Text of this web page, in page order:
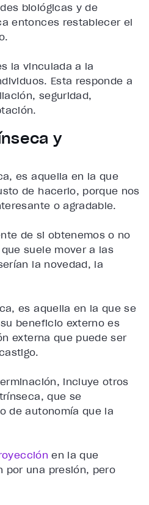
biológicas y de
entonces restablecer el
la vinculada a la
Esta responde a
seguridad,
y
es aquella en la que
de hacerlo, porque nos
o agradable.
de si obtenemos o no
suele mover a las
la novedad, la
es aquella en la que se
beneficio externo es
externa que puede ser
incluye otros
que se
de autonomía que la
en la que
por una presión, pero